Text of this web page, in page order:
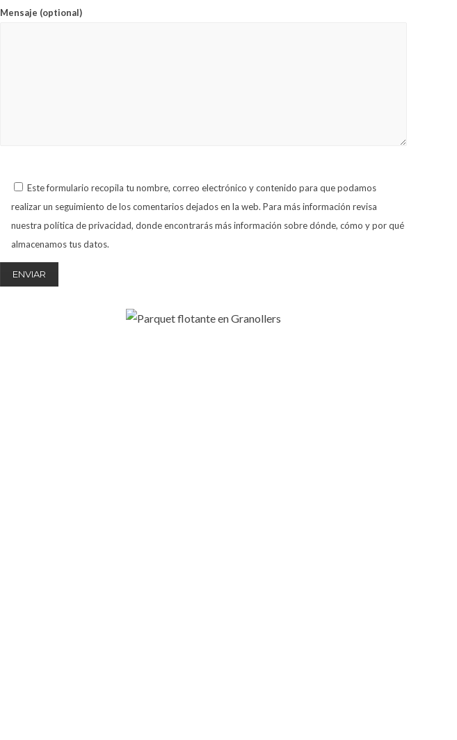
Mensaje (optional)
Este formulario recopila tu nombre, correo electrónico y contenido para que podamos
realizar un seguimiento de los comentarios dejados en la web. Para más información revisa
nuestra política de privacidad, donde encontrarás más información sobre dónde, cómo y por qué
almacenamos tus datos.